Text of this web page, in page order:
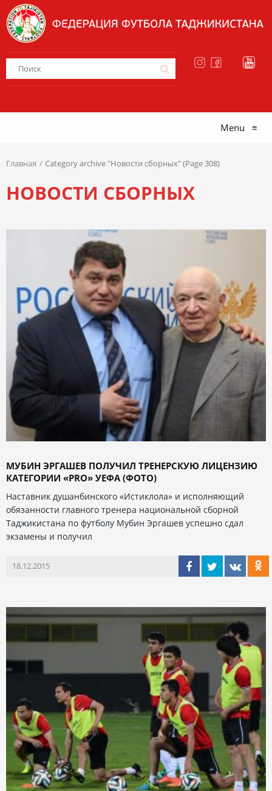
Menu ≡
Главная Category archive "Новости сборных" (Page 308)
НОВОСТИ СБОРНЫХ
МУБИН ЭРГАШЕВ ПОЛУЧИЛ ТРЕНЕРСКУЮ ЛИЦЕНЗИЮ
КАТЕГОРИИ «PRO» УЕФА (ФОТО)
Наставник душанбинского «Истиклола» и исполняющий
обязанности главного тренера национальной сборной
Таджикистана по футболу Мубин Эргашев успешно сдал
экзамены и получил
18.12.2015